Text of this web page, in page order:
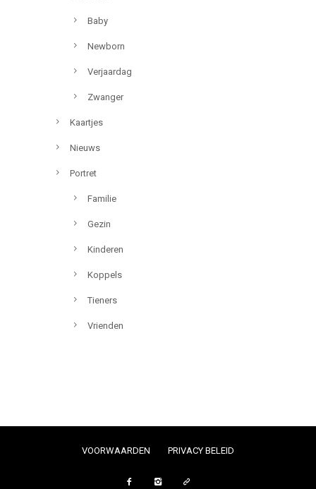
Baby
Newborn
Verjaardag
Zwanger
Kaartjes
Nieuws
Portret
Familie
Gezin
Kinderen
Koppels
Tieners
Vrienden
VOORWAARDEN PRIVACY BELEID